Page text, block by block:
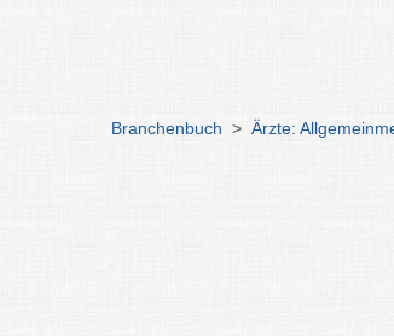
Branchenbuch > Ärzte: